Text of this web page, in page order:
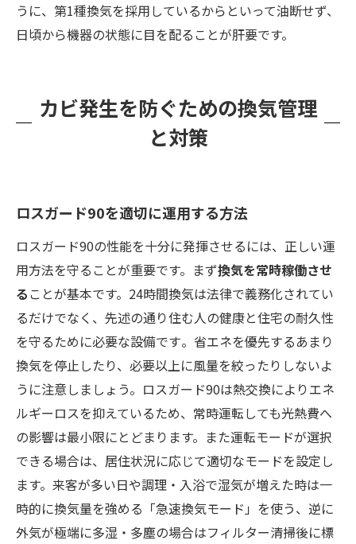
うに、第1種換気を採用しているからといって油断せず、
日頃から機器の状態に目を配ることが肝要です。
カビ発生を防ぐための換気管理
と対策
ロスガード90を適切に運用する方法
ロスガード90の性能を十分に発揮させるには、正しい運
用方法を守ることが重要です。まず換気を常時稼働させ
る ことが基本です。24時間換気は法律で義務化されてい
るだけでなく、先述の通り住む人の健康と住宅の耐久性
を守るために必要な設備です​。省エネを優先するあまり
換気を停止したり、必要以上に風量を絞ったりしないよ
うに注意しましょう。ロスガード90は熱交換によりエネ
ルギーロスを抑えているため、常時運転しても光熱費へ
の影響は最小限にとどまります。また運転モードが選択
できる場合は、居住状況に応じて適切なモードを設定し
ます。来客が多い日や調理・入浴で湿気が増えた時は一
時的に換気量を強める「急速換気モード」を使う、逆に
外気が極端に多湿・多塵の場合はフィルター清掃後に標